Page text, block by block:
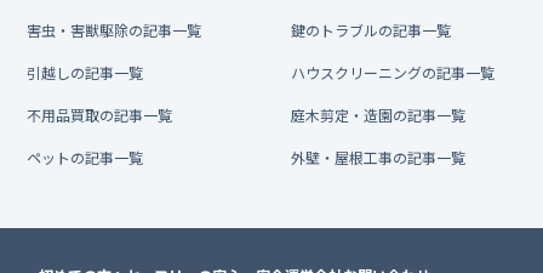
害虫・害獣駆除の記事一覧 鍵のトラブルの記事一覧
引越しの記事一覧 ハウスクリーニングの記事一覧
不用品買取の記事一覧 庭木剪定・造園の記事一覧
ペットの記事一覧 外壁・屋根工事の記事一覧